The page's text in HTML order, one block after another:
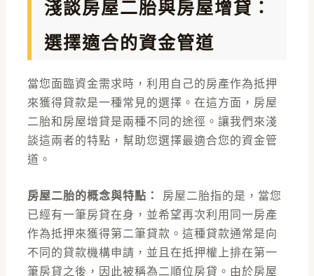
淺談房屋二胎與房屋增貸：
選擇適合的資金管道
當您面臨資金需求時，利用自己的房產作為抵押
來獲得貸款是一種常見的選擇。在這方面，房屋
二胎和房屋增貸是兩種不同的途徑。讓我們來淺
談這兩者的特點，幫助您選擇最適合您的資金管
道。
房屋二胎的概念與特點：
房屋二胎指的是，當您
已經有一筆房貸在身，並希望再次利用同一房產
作為抵押來獲得第二筆貸款。這種貸款通常是向
不同的貸款機構申請，並且在抵押權上排在第一
筆房貸之後，因此被稱為二順位房貸。由於房屋